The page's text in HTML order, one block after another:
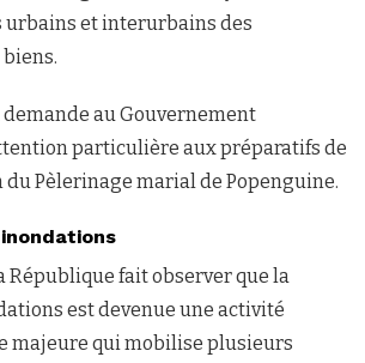
et interurbains des
demande au Gouvernement
particulière aux préparatifs de
du Pèlerinage marial de Popenguine.
République fait observer que la
est devenue une activité
majeure qui mobilise plusieurs